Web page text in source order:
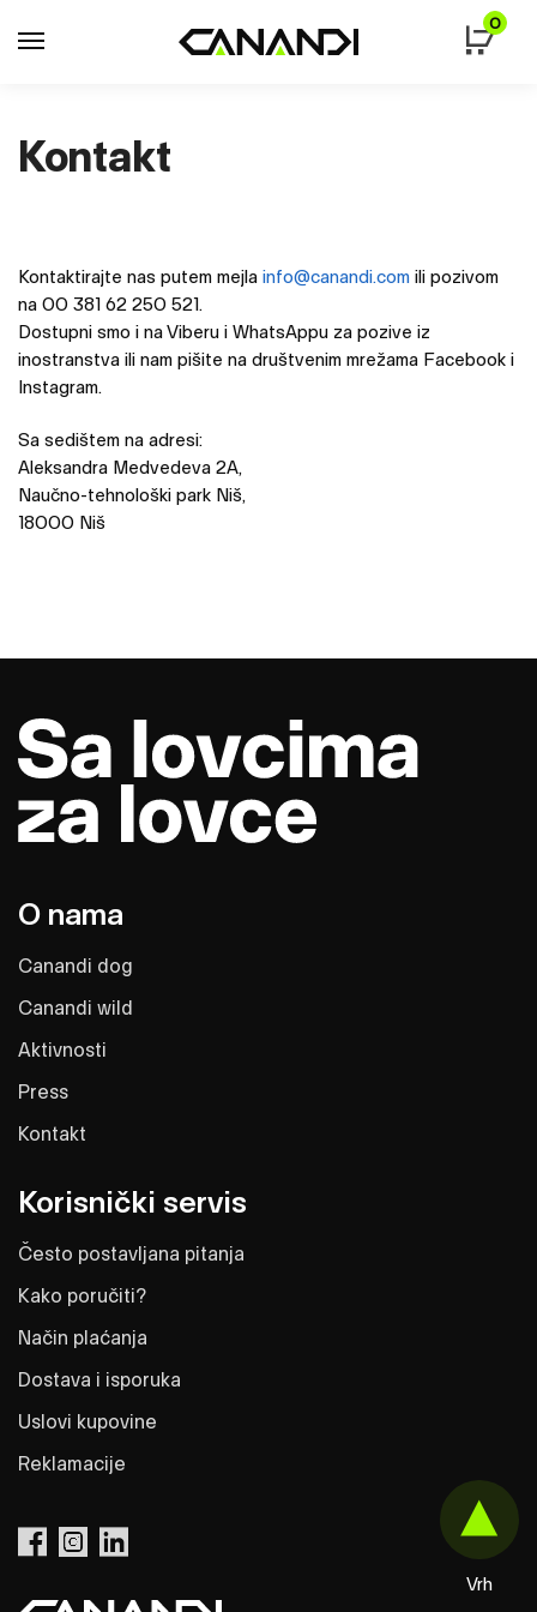
0
Kontakt
Kontaktirajte nas putem mejla info@canandi.com ili pozivom
na 00 381 62 250 521.
Dostupni smo i na Viberu i WhatsAppu za pozive iz
inostranstva ili nam pišite na društvenim mrežama Facebook i
Instagram.
Sa sedištem na adresi:
Aleksandra Medvedeva 2A,
Naučno-tehnološki park Niš,
18000 Niš
Vrh
Korisnički servis
Često postavljana pitanja
Kako poručiti?
Način plaćanja
Dostava i isporuka
Uslovi kupovine
Reklamacije
O nama
Canandi dog
Canandi wild
Aktivnosti
Press
Kontakt